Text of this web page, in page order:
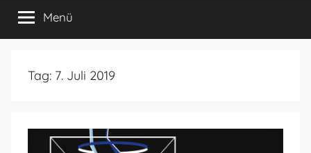
Menü
Tag: 7. Juli 2019